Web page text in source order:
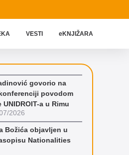
VESTI eKNJIŽARA
govorio na
povodom
a u Rimu
2026
Božića objavljen u
Nationalities